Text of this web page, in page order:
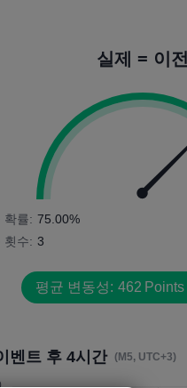
실제 = 이전
확률: 75.00%
횟수: 3
평균 변동성: 462 Points
벤트 후 4시간 (M5, UTC+3)